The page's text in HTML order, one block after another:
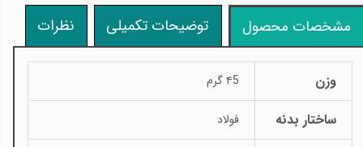
مشخصات محصول توضیحات تکمیلی نظرات
وزن ۴5 گرم
ساختار بدنه فولاد